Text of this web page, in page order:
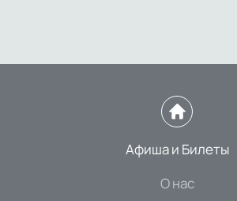
Афиша и Билеты
О нас